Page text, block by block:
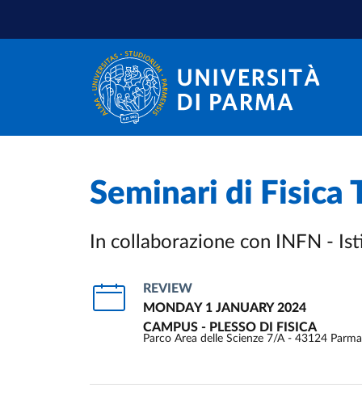
Seminari di Fisica
In collaborazione con INFN -
REVIEW
MONDAY 1 JANUARY 2024
CAMPUS - PLESSO DI FISICA
Parco Area delle Scienze 7/A - 43124 Parma